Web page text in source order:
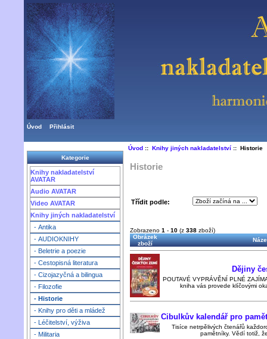
Úvod Přihlásit
Kategorie
Knihy nakladatelství
AVATAR
Audio AVATAR
Video AVATAR
Knihy jiných nakladatelství
- Antika
- AUDIOKNIHY
- Beletrie a poezie
- Cestopisná literatura
- Cizojazyčná a bilingua
- Filozofie
- Historie
- Knihy pro děti a mládež
- Léčitelství, výživa
- Militaria
Úvod:: Knihy jiných nakladatelství:: Historie
Historie
Třídit podle:
Zobrazeno 1 - 10 (z 338 zboží)
Obrázek
zboží
Dějiny
POUTAVÉ VYPRÁVĚNÍ PLNÉ
kniha vás provede klíčovými
Cibulkův kalendář pro
Tisíce netrpělivých čtenářů
pamětníky. Vědí totiž,